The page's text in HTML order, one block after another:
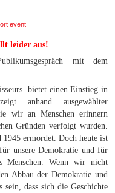
event
leider aus!
mit dem
bietet einen Einstieg in
anhand ausgewählter
wir an Menschen erinnern
Gründen verfolgt wurden.
ermordet. Doch heute ist
unsere Demokratie und für
Menschen. Wenn wir nicht
Abbau der Demokratie und
sein, dass sich die Geschichte